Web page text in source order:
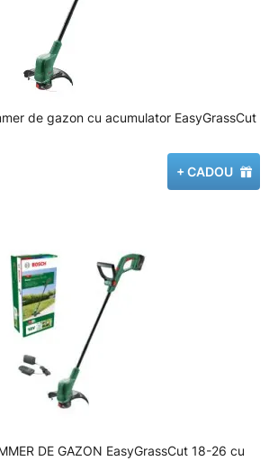
de gazon cu acumulator EasyGrassCut
+ CADOU
DE GAZON EasyGrassCut 18-26 cu